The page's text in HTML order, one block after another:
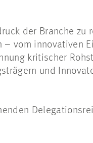
der Branche
– vom innovativen
kritischer
und